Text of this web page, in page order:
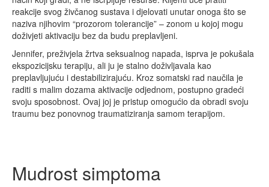
reakcije svog živčanog sustava i djelovati unutar onoga što se
naziva njihovim “prozorom tolerancije” – zonom u kojoj mogu
doživjeti aktivaciju bez da budu preplavljeni.
Jennifer, preživjela žrtva seksualnog napada, isprva je pokušala
ekspozicijsku terapiju, ali ju je stalno doživljavala kao
preplavljujuću i destabilizirajuću. Kroz somatski rad naučila je
raditi s malim dozama aktivacije odjednom, postupno gradeći
svoju sposobnost. Ovaj joj je pristup omogućio da obradi svoju
traumu bez ponovnog traumatiziranja samom terapijom.
Mudrost simptoma